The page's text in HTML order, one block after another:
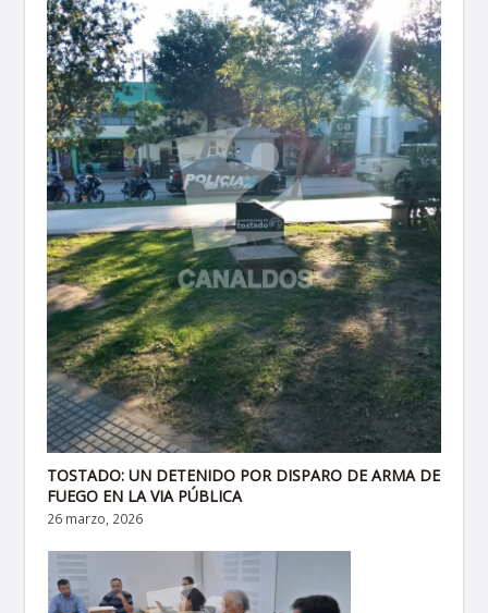
TOSTADO: UN DETENIDO POR DISPARO DE ARMA DE
FUEGO EN LA VIA PÚBLICA
26 marzo, 2026